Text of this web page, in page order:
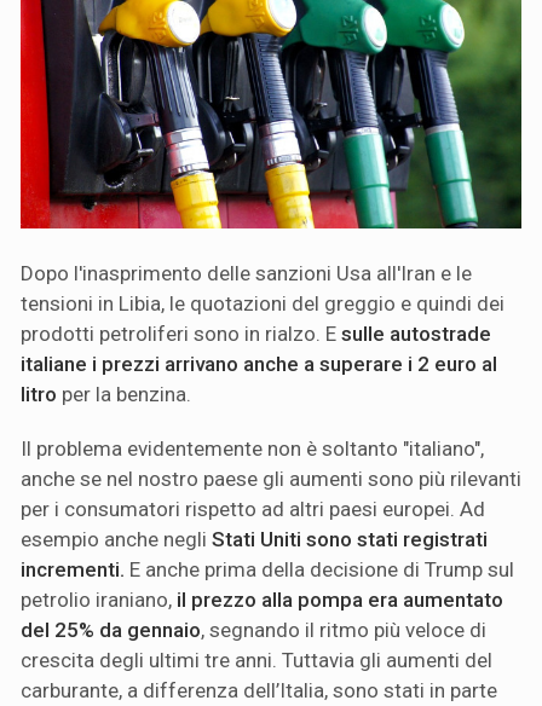
Dopo l'inasprimento delle sanzioni Usa all'Iran e le
tensioni in Libia, le quotazioni del greggio e quindi dei
prodotti petroliferi sono in rialzo. E sulle autostrade
italiane i prezzi arrivano anche a superare i 2 euro al
litro per la benzina.
Il problema evidentemente non è soltanto "italiano",
anche se nel nostro paese gli aumenti sono più rilevanti
per i consumatori rispetto ad altri paesi europei. Ad
esempio anche negli Stati Uniti sono stati registrati
incrementi. E anche prima della decisione di Trump sul
petrolio iraniano, il prezzo alla pompa era aumentato
del 25% da gennaio, segnando il ritmo più veloce di
crescita degli ultimi tre anni. Tuttavia gli aumenti del
carburante, a differenza dell’Italia, sono stati in parte